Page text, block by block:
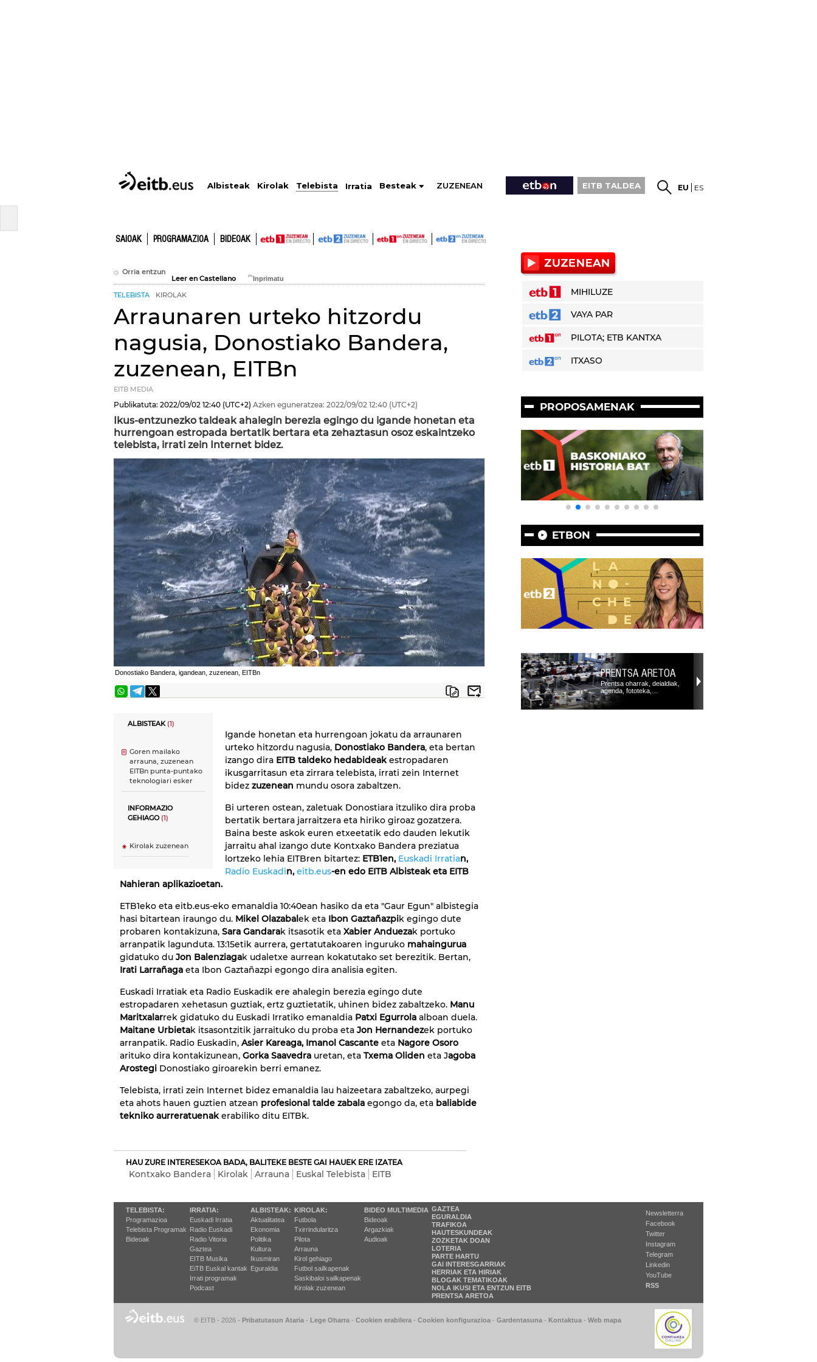
Albisteak Kirolak Telebista Irratia Besteak ZUZENEAN EITB TALDEA EU ES
SAIOAK PROGRAMAZIOA BIDEOAK
Orria entzun
Leer en Castellano
TELEBISTA KIROLAK
Arraunaren urteko hitzordu
nagusia, Donostiako Bandera,
zuzenean, EITBn
EITB MEDIA
Publikatuta: 2022/09/02 12:40 (UTC+2) Azken eguneratzea: 2022/09/02 12:40 (UTC+2)
Ikus-entzunezko taldeak ahalegin berezia egingo du igande honetan eta
hurrengoan estropada bertatik bertara eta zehaztasun osoz eskaintzeko
telebista, irrati zein Internet bidez.
Donostiako Bandera, igandean, zuzenean, EITBn
ALBISTEAK(1)
Goren mailako
arrauna, zuzenean
EITBn punta-puntako
teknologiari esker
INFORMAZIO
GEHIAGO(1)
Kirolak zuzenean
Igande honetan eta hurrengoan jokatu da arraunaren
urteko hitzordu nagusia, Donostiako Bandera, eta bertan
izango dira EITB taldeko hedabideakestropadaren
ikusgarritasun eta zirrara telebista, irrati zein Internet
bidez zuzenean mundu osora zabaltzen.
Bi urteren ostean, zaletuak Donostiara itzuliko dira proba
bertatik bertara jarraitzera eta hiriko giroaz gozatzera.
Baina beste askok euren etxeetatik edo dauden lekutik
jarraitu ahal izango dute Kontxako Bandera preziatua
lortzeko lehia EITBren bitartez: ETB1en, Euskadi Irratian,
Radio Euskadin, eitb.eus-en edo EITB Albisteak eta EITB
Nahieran aplikazioetan.
ETB1eko eta eitb.eus-eko emanaldia 10:40ean hasiko da eta "Gaur Egun" albistegia
hasi bitartean iraungo du. Mikel Olazabalek eta Ibon Gaztañazpik egingo dute
probaren kontakizuna, Sara Gandarak itsasotik eta Xabier Anduezak portuko
arranpatik lagunduta. 13:15etik aurrera, gertatutakoaren inguruko mahaingurua
gidatuko du Jon Balenziagak udaletxe aurrean kokatutako set berezitik. Bertan,
Irati Larrañaga eta Ibon Gaztañazpi egongo dira analisia egiten.
Euskadi Irratiak eta Radio Euskadik ere ahalegin berezia egingo dute
estropadaren xehetasun guztiak, ertz guztietatik, uhinen bidez zabaltzeko. Manu
Maritxalarrek gidatuko du Euskadi Irratiko emanaldia Patxi Egurrola alboan duela.
Maitane Urbietak itsasontzitik jarraituko du proba eta Jon Hernandezek portuko
arranpatik. Radio Euskadin, Asier Kareaga, Imanol Cascante eta Nagore Osoro
arituko dira kontakizunean, Gorka Saavedra uretan, eta Txema Oliden eta Jagoba
Arostegi Donostiako giroarekin berri emanez.
Telebista, irrati zein Internet bidez emanaldia lau haizeetara zabaltzeko, aurpegi
eta ahots hauen guztien atzean profesional talde zabala egongo da, eta baliabide
tekniko aurreratuenakerabiliko ditu EITBk.
HAU ZURE INTERESEKOA BADA, BALITEKE BESTE GAI HAUEK ERE IZATEA
Kontxako Bandera Kirolak Arrauna Euskal Telebista EITB
MIHILUZE
VAYA PAR
PILOTA; ETB KANTXA
ITXASO
PROPOSAMENAK
ETBON
PRENTSA ARETOA
Prentsa oharrak, deialdiak,
agenda, fototeka,…
TELEBISTA:
Programazioa
Telebista Programak
Bideoak
IRRATIA:
Euskadi Irratia
Radio Euskadi
Radio Vitoria
Gaztea
EITB Musika
EiTB Euskal kantak
Irrati programak
Podcast
ALBISTEAK:
Aktualitatea
Ekonomia
Politika
Kultura
Ikusmiran
Eguraldia
KIROLAK:
Futbola
Txirrindularitza
Pilota
Arrauna
Kirol gehiago
Futbol sailkapenak
Saskibaloi sailkapenak
Kirolak zuzenean
BIDEO MULTIMEDIA
Bideoak
Argazkiak
Audioak
GAZTEA
EGURALDIA
TRAFIKOA
HAUTESKUNDEAK
ZOZKETAK DOAN
LOTERIA
PARTE HARTU
GAI INTERESGARRIAK
HERRIAK ETA HIRIAK
BLOGAK TEMATIKOAK
NOLA IKUSI ETA ENTZUN EITB
PRENTSA ARETOA
Newsletterra
Facebook
Twitter
Instagram
Telegram
Linkedin
YouTube
RSS
© EITB - 2026 - Pribatutasun Ataria - Lege Oharra - Cookien erabilera - Cookien konfigurazioa - Gardentasuna - Kontaktua - Web mapa